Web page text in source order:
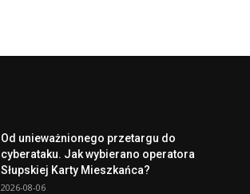
Od unieważnionego przetargu do
cyberataku. Jak wybierano operatora
Słupskiej Karty Mieszkańca?
2026-08-06